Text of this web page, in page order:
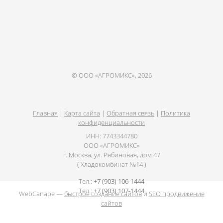
© ООО «АГРОМИКС», 2026
ИНН: 7743344780
ООО «АГРОМИКС»
г. Москва, ул. Рябиновая, дом 47
( Хладокомбинат №14 )
Тел.: +7 (903) 106-1444
Тел.:+7 (903) 107-1444
Главная | Карта сайта | Обратная связь | Политика
конфиденциальности
WebCanape —быстрое создание сайтови SEO продвижение
сайтов